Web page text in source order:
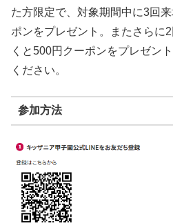
た方限定で、対象期間中に3回
ポンをプレゼント。またさらに
くと500円クーポンをプレゼン
ください。
参加方法